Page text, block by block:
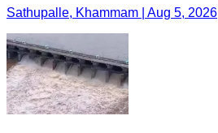
Sathupalle, Khammam | Aug 5, 2026